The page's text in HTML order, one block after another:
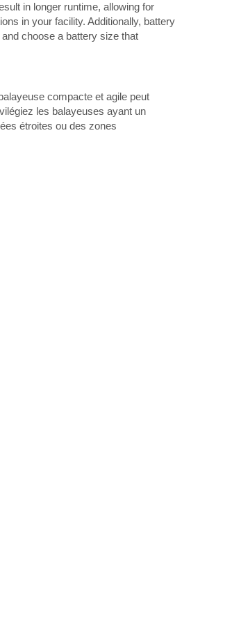
in longer runtime, allowing for
in your facility. Additionally, battery
choose a battery size that
compacte et agile peut
les balayeuses ayant un
étroites ou des zones